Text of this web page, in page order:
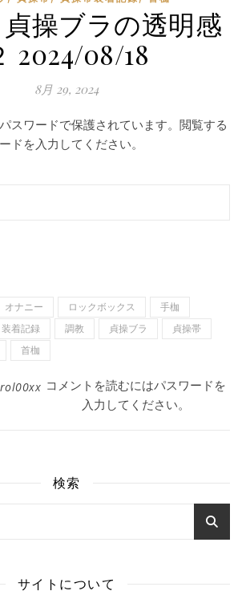
操ブラの透明感
2024/08/18
8月 29, 2024
スワードで保護されています。閲覧する
ドを入力してください。
オナニー ロックボックス
手枷
装着記録 調教 貞操ブラ
貞操帯
首枷
コメントを読むにはパスワードを
入力してください。
検索
サイトについて